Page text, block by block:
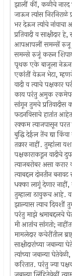
झालीं कीं, कळीचे नारद
जाऊन त्यांस
भर देऊन त्यांचे नांवाचा
प्रतिवादी व
आपआपलीं समन्सें रुजू
समन्से रुजूं करून
पृथक एके बाजूला नेऊन
एकांतीं येऊन भेटा,
वादी व त्याचे पक्षकार
काय परंतु अमुक
सांगून तुमचे
फडनविसाचे हातांत
रक्कम त्याजपासून परत
बुद्धि देईल तेंच द्या किंवा
तक्रार नाहीं. तुम्हांला
पक्षकाराकडून वादीचे
त्याजबरोबर असा
त्याबद्दल दोनतीन
धक्का लागूं देणार
तुम्हाला ठावुकच आहे. व
झाल्यास त्याच
परंतु माझे श्रमाबद्दलचे
मी आतांच सांगतो;
मामलेदार कचेरींतील
साक्षीदारांच्या
त्यांच्या जबान्या
करितात. परंतु ज्या